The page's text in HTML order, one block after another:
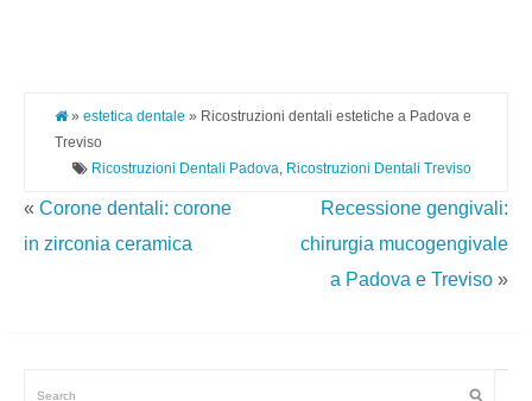
» estetica dentale » Ricostruzioni dentali estetiche a Padova e
Treviso
Ricostruzioni Dentali Padova, Ricostruzioni Dentali Treviso
« Corone dentali: corone
in zirconia ceramica
Recessione gengivali:
chirurgia mucogengivale
a Padova e Treviso »